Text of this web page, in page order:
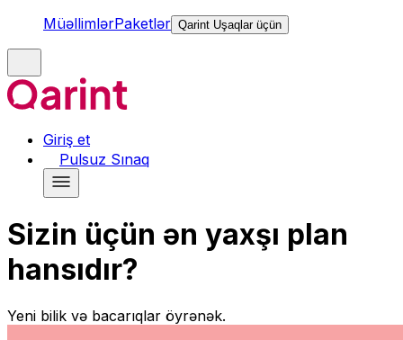
MüəllimlərPaketlər Qarint Uşaqlar üçün
Giriş et
Pulsuz Sınaq
Sizin üçün ən yaxşı plan
hansıdır?
Yeni bilik və bacarıqlar öyrənək.